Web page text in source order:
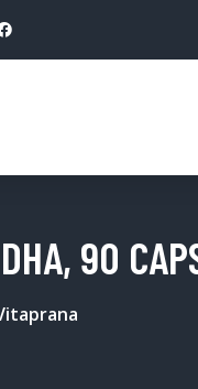
90